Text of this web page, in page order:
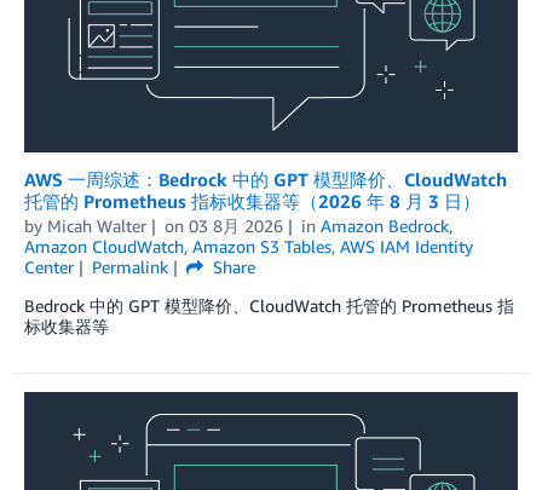
AWS 一周综述：Bedrock 中的 GPT 模型降价、CloudWatch
托管的 Prometheus 指标收集器等（2026 年 8 月 3 日）
by Micah Walter on 03 8月 2026 in Amazon Bedrock,
Amazon CloudWatch, Amazon S3 Tables, AWS IAM Identity
Center
Permalink
Share
Bedrock 中的 GPT 模型降价、CloudWatch 托管的 Prometheus 指
标收集器等